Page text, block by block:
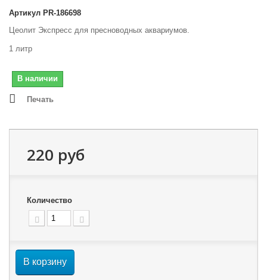
Артикул PR-186698
Цеолит Экспресс для пресноводных аквариумов.
1 литр
В наличии
Печать
220 руб
Количество
В корзину